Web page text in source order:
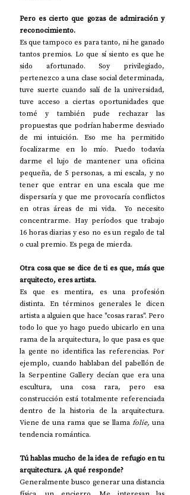
Pero es cierto que gozas de admiración y
reconocimiento.
Es que tampoco es para tanto, ni he ganado
tantos premios. Lo que sí siento es que he
sido afortunado. Soy privilegiado,
pertenezco a una clase social determinada,
tuve suerte cuando salí de la universidad,
tuve acceso a ciertas oportunidades que
tomé y también pude rechazar las
propuestas que podrían haberme desviado
de mi intuición. Eso me ha permitido
focalizarme en lo mío. Puedo todavía
darme el lujo de mantener una oficina
pequeña, de 5 personas, a mi escala, y no
tener que entrar en una escala que me
dispersaría y que me provocaría conflictos
en otras áreas de mi vida.  Yo necesito
concentrarme. Hay períodos que trabajo
16 horas diarias y eso no es un regalo de tal
o cual premio. Es pega de mierda.
Otra cosa que se dice de ti es que, más que
arquitecto, eres artista.
Es que es mentira, es una profesión
distinta. En términos generales le dicen
artista a alguien que hace "cosas raras". Pero
todo lo que yo hago puedo ubicarlo en una
rama de la arquitectura, lo que pasa es que
la gente no identifica las referencias. Por
ejemplo, cuando hablaban del pabellón de
la Serpentine Gallery decían que era una
escultura, una cosa rara, pero esa
construcción está totalmente referenciada
dentro de la historia de la arquitectura.
Viene de una rama que se llama folie, una
tendencia romántica.
Tú hablas mucho de la idea de refugio en tu
arquitectura. ¿A qué responde?
Generalmente busco generar una distancia